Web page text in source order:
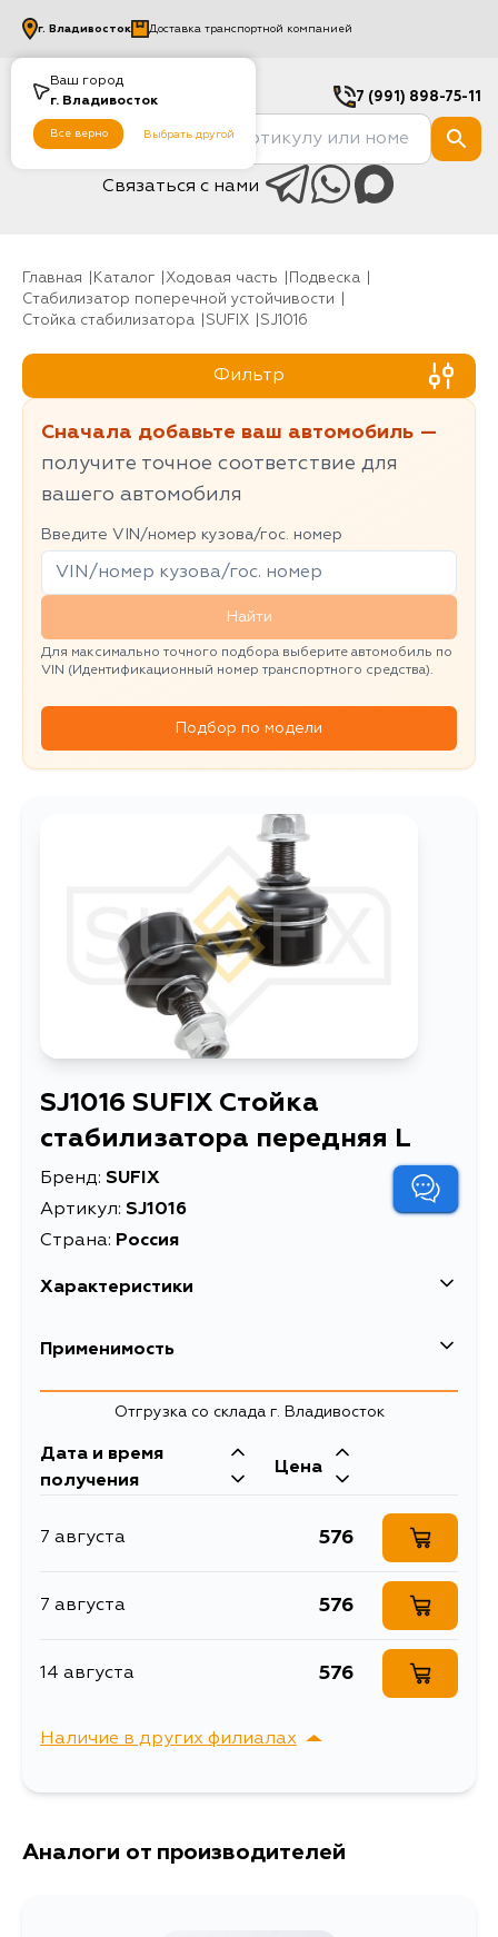
Ваш город
г. Владивосток
Все верно Выбрать другой
г. Владивосток Доставка транспортной компанией
7 (991) 898-75-11
Связаться с нами
Главная Каталог Ходовая часть
Подвеска
Стабилизатор поперечной устойчивости
Стойка стабилизатора
SUFIX SJ1016
Фильтр
Сначала добавьте ваш автомобиль —
получите точное соответствие для
вашего автомобиля
Введите VIN/номер кузова/гос. номер
Найти
Для максимально точного подбора выберите автомобиль по
VIN (Идентификационный номер транспортного средства).
Подбор по модели
SJ1016 SUFIX Стойка
стабилизатора передняя L
Бренд: SUFIX
Артикул: SJ1016
Страна: Россия
Характеристики
Описание
Товарная группа стойки стабилизатора
Применимость
Отгрузка со склада г. Владивосток
Дата и время
получения
Цена
7 августа 576
7 августа 576
14 августа 576
Наличие в других филиалах
г. Владивосток,
Аналоги от производителей